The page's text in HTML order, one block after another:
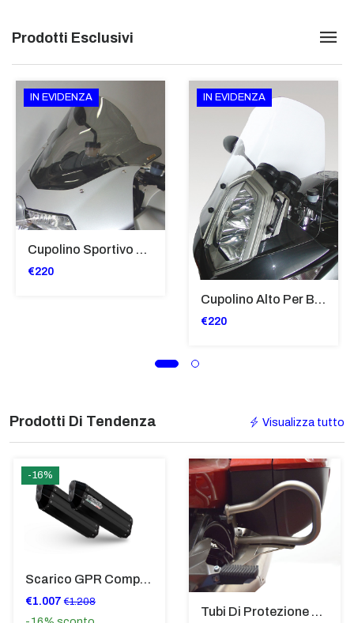
Prodotti Esclusivi
IN EVIDENZA
Cupolino Sportivo Per Bmw K 1200 R Sport 2005-07 TRASPARENTE - Sc967-T
€220
IN EVIDENZA
Cupolino Alto Per Bmw R 1200 St 2004 - 2007 TRASPARENTE - Sc950-T
€220
Prodotti Di Tendenza Visualizza tutto
-16%
Scarico GPR Compatibile Con Bmw K 1600 Gt 2017-2021 - Hyper Sonic Black Titanium
€1.007 €1.208
Tubi Di Protezione Bauli Posteriori Per Bmw K 1600 Gt/Gtl (2010>2016) GIALLO - TB8025-K1600GTL